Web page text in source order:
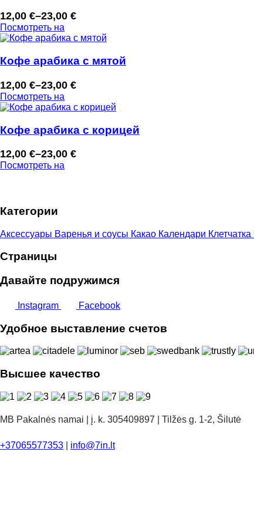
12,00 €–23,00 €
Диапазон
цен:
–
Посмотреть на
Кофе арабика с мятой
12,00 €–23,00 €
Диапазон
цен:
–
Посмотреть на
Кофе арабика с корицей
12,00 €–23,00 €
Диапазон
цен:
23,00 €
Посмотреть на
Категории
Аксессуары Варенья и соусы Какао Календари Клетчатка
Страницы
Давайте подружимся
Instagram Facebook
Удобное выставление счетов
Высшее качество
MB Pakalnės namai | į. k. 305409897 | Tilžės g. 1-2, Šilutė
+37065577353 info@7in.lt